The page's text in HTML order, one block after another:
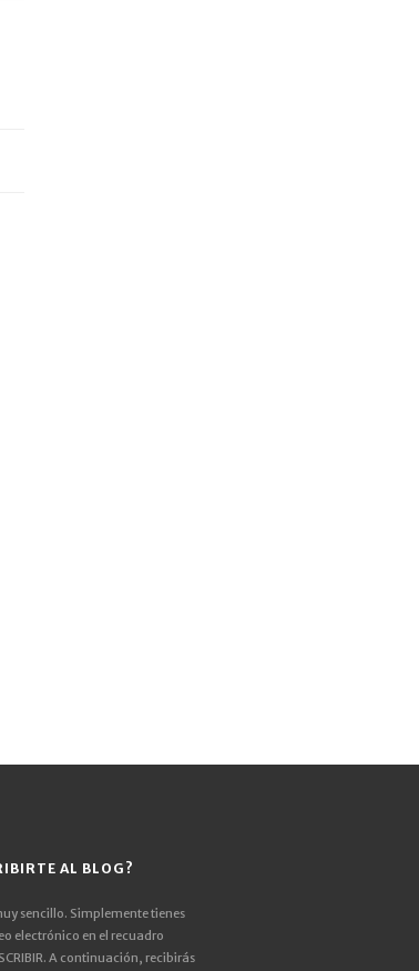
AL BLOG?
sencillo. Simplemente tienes
electrónico en el recuadro
A continuación, recibirás